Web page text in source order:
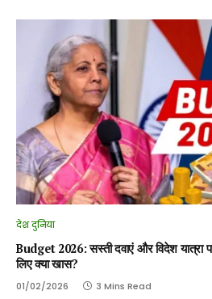
देश दुनिया
Budget 2026: सस्ती दवाएं और विदेश यात्रा
लिए क्या खास?
01/02/2026 3 Mins Read